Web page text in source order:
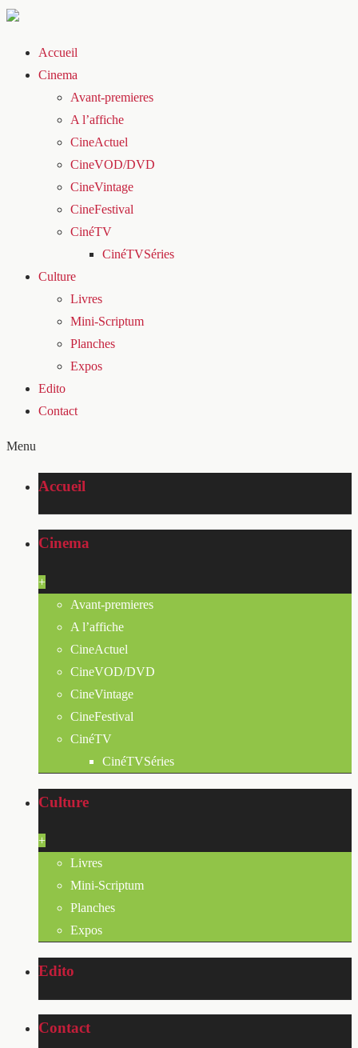
Accueil
Cinema
Avant-premieres
A l’affiche
CineActuel
CineVOD/DVD
CineVintage
CineFestival
CinéTV
CinéTVSéries
Culture
Livres
Mini-Scriptum
Planches
Expos
Edito
Contact
Menu
Accueil
Cinema
+
Avant-premieres
A l’affiche
CineActuel
CineVOD/DVD
CineVintage
CineFestival
CinéTV
CinéTVSéries
Culture
+
Livres
Mini-Scriptum
Planches
Expos
Edito
Contact